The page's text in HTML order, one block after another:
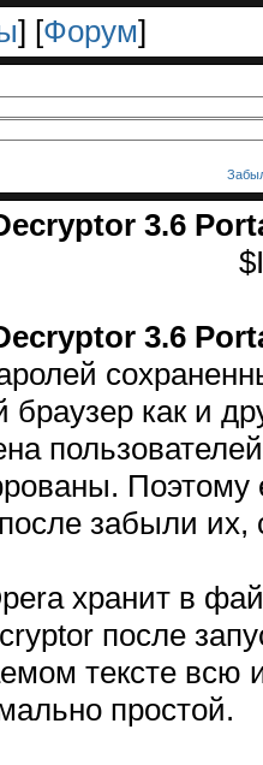
] [Форум]
3.6
3.6
браузер как и
Поэтому
забыли их,
хранит в
после
тексте
простой.